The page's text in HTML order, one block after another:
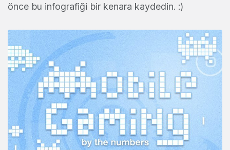
önce bu infografiği bir kenara kaydedin. :)